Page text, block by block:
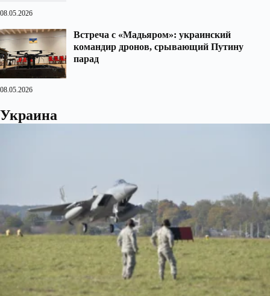
08.05.2026
Встреча с «Мадьяром»: украинский
командир дронов, срывающий Путину
парад
08.05.2026
Украина